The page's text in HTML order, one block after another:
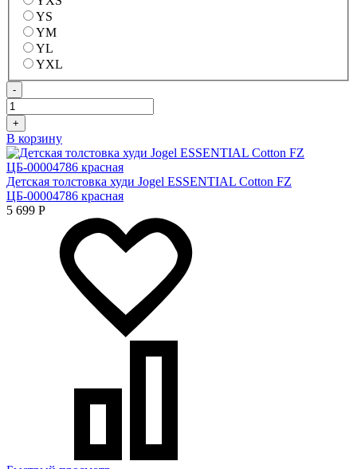
YS
YM
YL
YXL
-
+
В корзину
Детская толстовка худи Jogel ESSENTIAL Cotton FZ
ЦБ-00004786 красная
5 699 Р